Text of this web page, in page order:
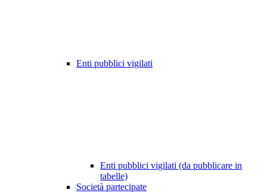
Enti pubblici vigilati
Enti pubblici vigilati (da pubblicare in
tabelle)
Società partecipate